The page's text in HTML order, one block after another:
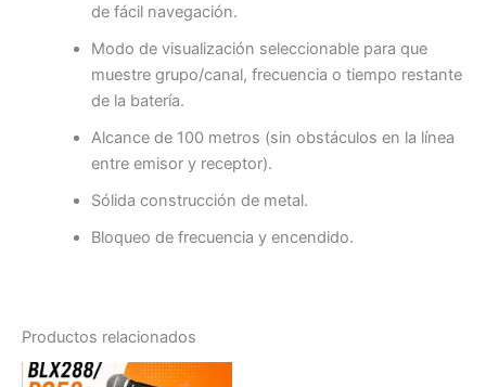
de fácil navegación.
Modo de visualización seleccionable para que
muestre grupo/canal, frecuencia o tiempo restante
de la batería.
Alcance de 100 metros (sin obstáculos en la línea
entre emisor y receptor).
Sólida construcción de metal.
Bloqueo de frecuencia y encendido.
Productos relacionados